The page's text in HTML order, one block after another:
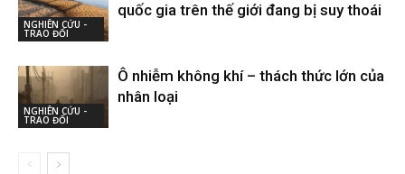
NGHIÊN CỨU -
TRAO ĐỔI
quốc gia trên thế giới đang bị suy thoái
NGHIÊN CỨU -
TRAO ĐỔI
Ô nhiễm không khí – thách thức lớn của
nhân loại